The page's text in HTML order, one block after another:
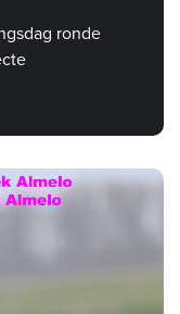
ronde